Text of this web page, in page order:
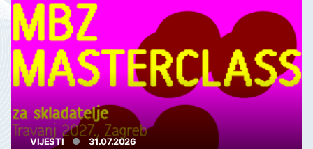
VIJESTI 31.07.2026